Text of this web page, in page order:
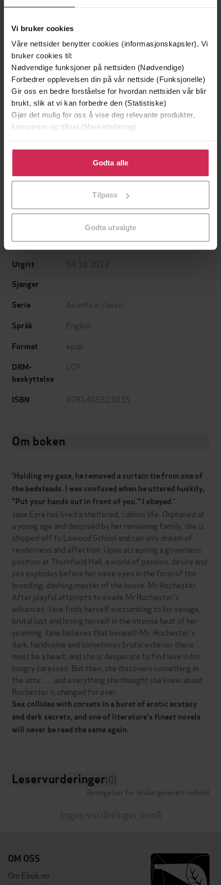
Vi bruker cookies
Våre nettsider benytter cookies (informasjonskapsler). Vi
bruker cookies til:
Nødvendige funksjoner på nettsiden (Nødvendige)
Forbedrer opplevelsen din på vår nettside (Funksjonelle)
Gir oss en bedre forståelse for hvordan nettsiden vår blir
brukt, slik at vi kan forbedre den (Statistiske)
Gjør det mulig for oss å vise deg relevante produkter,
kampanjer og tilbud (Markedsføring)
Klikk på «Godta alle» for å gi oss ditt samtykke til å
bruke cookies for alle disse formålene. Du kan også
tilpasse ditt samtykke til spesifikke formål ved å klikke
Godta alle
Tilpass
Godta utvalgte
199,-
Minnesota
349,-
Forfattere Karena Rose(forfatter),Charlotte
Brontë (annet)
Forlag Piatkus
Utgitt 04.10.2012
Sjanger
Serie
An entice classic
Språk English
Format epub
DRM-
beskyttelse
LCP
ISBN 9781405523035
Om boken
'Holding my gaze, he removed a curtain tie from one of
the bedsteads. I was confused when he uttered huskily,
"Put your hands out in front of you." I obeyed.'
Jane Eyre has lived a sheltered, callous life. Orphaned at
a young age and despised by her remaining family, she is
shipped off to Lowood School and can only dream of
tenderness and affection. Upon accepting a governess
position at Thornfield Hall, a world of passion, desire and
sex explodes before her naive eyes in the form of the
brooding, dashing master of the house: Mr Rochester.
After playful attempts to evade Mr Rochester's
advances, Jane finds herself succumbing to his savage,
brutal lust and losing herself in the intense heat of her
yearning. Jane believes that beneath Mr. Rochester's
dark, handsome and sometimes brutal exterior there
must be a heart, and she is desperate to find love in his
hungry caresses. But then, she discovers something in
the attic . . . and everything she thought she knew about
Rochester is changed for ever.
Sex collides with corsets in a burst of erotic ecstasy
and dark secrets, and one of literature's finest novels
will never be read the same again.
Leservurderinger(0)
Betingelser for brukergenerert innhold
Ingen vurderinger ennå
OM OSS
Om Ebok.no